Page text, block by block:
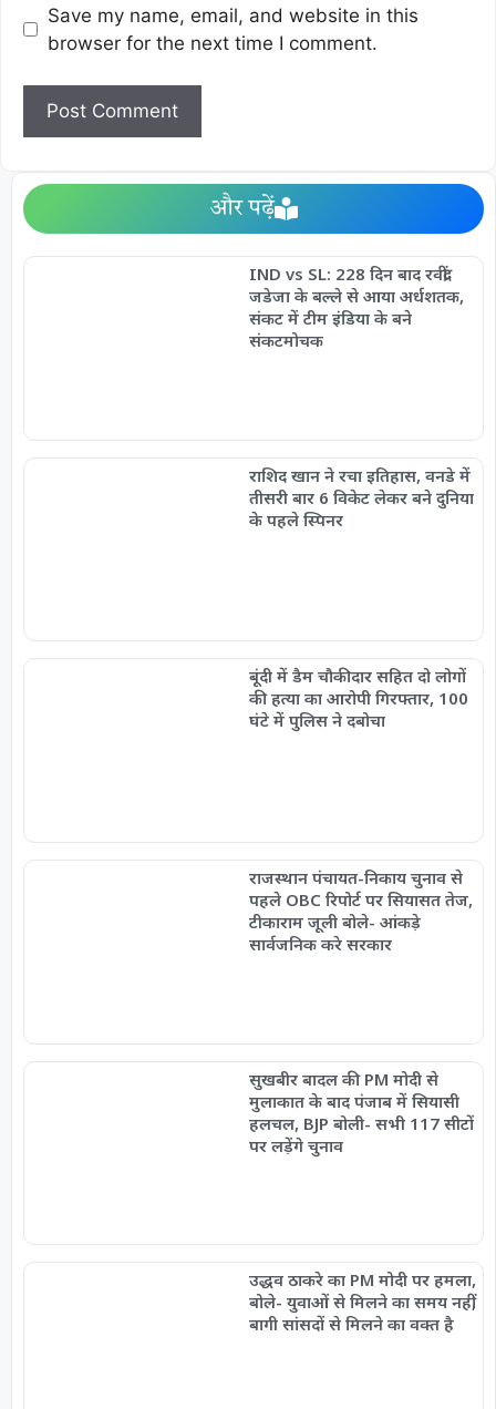
Save my name, email, and website in this
browser for the next time I comment.
और पढ़ें
IND vs SL: 228 दिन बाद रवींद्र
जडेजा के बल्ले से आया अर्धशतक,
संकट में टीम इंडिया के बने
संकटमोचक
राशिद खान ने रचा इतिहास, वनडे में
तीसरी बार 6 विकेट लेकर बने दुनिया
के पहले स्पिनर
बूंदी में डैम चौकीदार सहित दो लोगों
की हत्या का आरोपी गिरफ्तार, 100
घंटे में पुलिस ने दबोचा
राजस्थान पंचायत-निकाय चुनाव से
पहले OBC रिपोर्ट पर सियासत तेज,
टीकाराम जूली बोले- आंकड़े
सार्वजनिक करे सरकार
सुखबीर बादल की PM मोदी से
मुलाकात के बाद पंजाब में सियासी
हलचल, BJP बोली- सभी 117 सीटों
पर लड़ेंगे चुनाव
उद्धव ठाकरे का PM मोदी पर हमला,
बोले- युवाओं से मिलने का समय नहीं,
बागी सांसदों से मिलने का वक्त है